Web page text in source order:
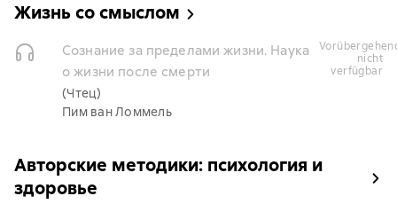
Жизнь со смыслом
Сознание за пределами жизни. Наука
о жизни после смерти
(Чтец)
Пим ван Ломмель
vorübergehend
nicht
verfügbar
Авторские методики: психология и
здоровье